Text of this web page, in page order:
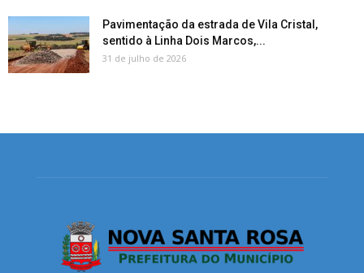
Pavimentação da estrada de Vila Cristal,
sentido à Linha Dois Marcos,...
31 de julho de 2026